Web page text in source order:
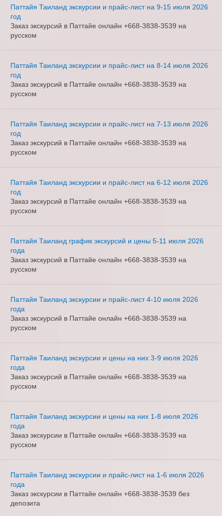
Паттайя Таиланд экскурсии и прайс-лист на 9-15 июля 2026
год
Заказ экскурсий в Паттайе онлайн +668-3838-3539 на
русском
Паттайя Таиланд экскурсии и прайс-лист на 8-14 июля 2026
год
Заказ экскурсий в Паттайе онлайн +668-3838-3539 на
русском
Паттайя Таиланд экскурсии и прайс-лист на 7-13 июля 2026
год
Заказ экскурсий в Паттайе онлайн +668-3838-3539 на
русском
Паттайя Таиланд экскурсии и прайс-лист на 6-12 июля 2026
год
Заказ экскурсий в Паттайе онлайн +668-3838-3539 на
русском
Паттайя Таиланд график экскурсий и цены 5-11 июля 2026
года
Заказ экскурсий в Паттайе онлайн +668-3838-3539 на
русском
Паттайя Таиланд экскурсии и прайс-лист 4-10 июля 2026
года
Заказ экскурсий в Паттайе онлайн +668-3838-3539 на
русском
Паттайя Таиланд экскурсии и цены на них 3-9 июля 2026
года
Заказ экскурсий в Паттайе онлайн +668-3838-3539 на
русском
Паттайя Таиланд экскурсии и цены на них 1-8 июля 2026
года
Заказ экскурсии в Паттайе онлайн +668-3838-3539 на
русском
Паттайя Таиланд экскурсии и прайс-лист на 1-6 июля 2026
года
Заказ экскурсии в Паттайе онлайн +668-3838-3539 без
депозита